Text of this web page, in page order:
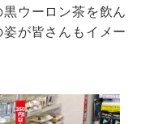
ウーロン茶を飲ん
が皆さんもイメー